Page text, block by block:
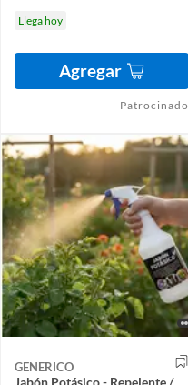
Llega hoy
Agregar
Patrocinado
GENERICO
Jabón Potásico - Repelente /